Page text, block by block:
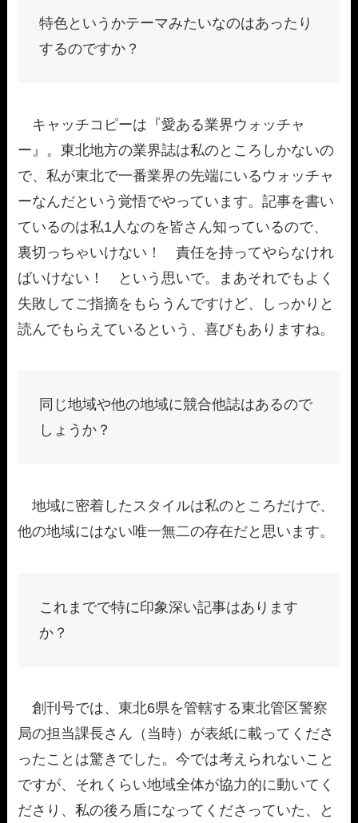
特色というかテーマみたいなのはあったり
するのですか？
キャッチコピーは『愛ある業界ウォッチャ
ー』。東北地方の業界誌は私のところしかないの
で、私が東北で一番業界の先端にいるウォッチャ
ーなんだという覚悟でやっています。記事を書い
ているのは私1人なのを皆さん知っているので、
裏切っちゃいけない！ 責任を持ってやらなけれ
ばいけない！ という思いで。まあそれでもよく
失敗してご指摘をもらうんですけど、しっかりと
読んでもらえているという、喜びもありますね。
同じ地域や他の地域に競合他誌はあるので
しょうか？
地域に密着したスタイルは私のところだけで、
他の地域にはない唯一無二の存在だと思います。
これまでで特に印象深い記事はあります
か？
創刊号では、東北6県を管轄する東北管区警察
局の担当課長さん（当時）が表紙に載ってくださ
ったことは驚きでした。今では考えられないこと
ですが、それくらい地域全体が協力的に動いてく
ださり、私の後ろ盾になってくださっていた、と